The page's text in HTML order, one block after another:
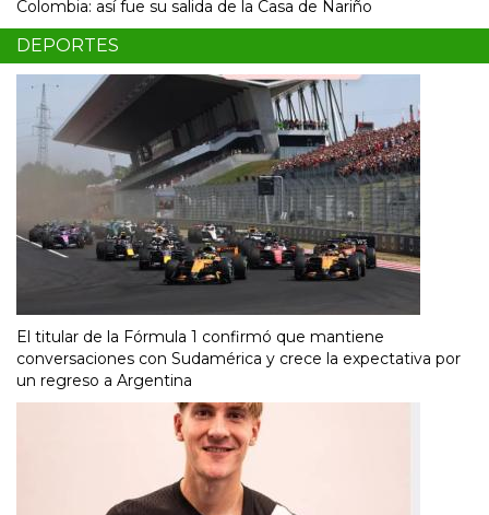
Colombia: así fue su salida de la Casa de Nariño
DEPORTES
El titular de la Fórmula 1 confirmó que mantiene
conversaciones con Sudamérica y crece la expectativa por
un regreso a Argentina